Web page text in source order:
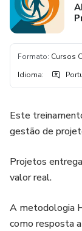
Formato: Cursos
Idioma:
Este
gestão de
Projetos
valor real.
A metodologia
como resposta